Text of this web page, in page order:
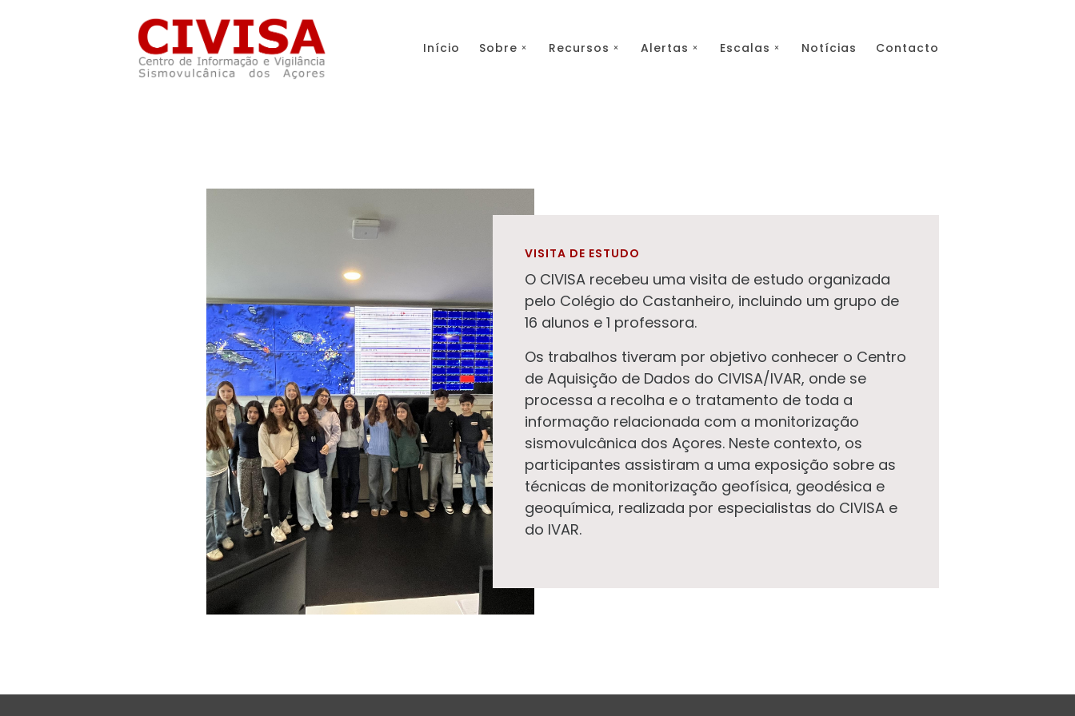
Skip to main content
Início Sobre Recursos Alertas Escalas Notícias Contacto
VISITA DE ESTUDO
O CIVISA recebeu uma visita de estudo organizada
pelo Colégio do Castanheiro, incluindo um grupo de
16 alunos e 1 professora.
Os trabalhos tiveram por objetivo conhecer o Centro
de Aquisição de Dados do CIVISA/IVAR, onde se
processa a recolha e o tratamento de toda a
informação relacionada com a monitorização
sismovulcânica dos Açores. Neste contexto, os
participantes assistiram a uma exposição sobre as
técnicas de monitorização geofísica, geodésica e
geoquímica, realizada por especialistas do CIVISA e
do IVAR.